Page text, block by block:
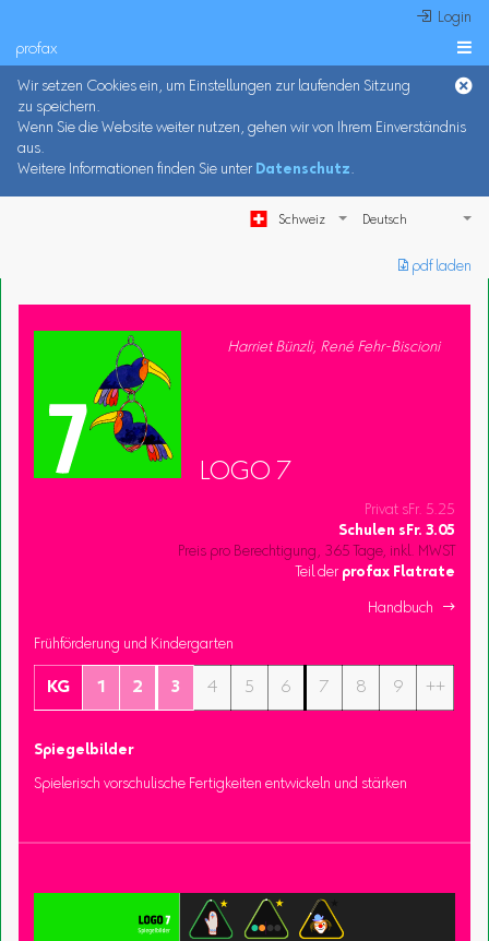
 Login
profax 
Wir setzen Cookies ein, um Einstellungen zur laufenden Sitzung
zu speichern.
Wenn Sie die Website weiter nutzen, gehen wir von Ihrem Einverständnis
aus.
Weitere Informationen finden Sie unter Datenschutz.
Schweiz
︎ pdf laden
Harriet Bünzli, René Fehr-Biscioni
LOGO 7
Privat sFr. 5.25
Schulen sFr. 3.05
Preis pro Berechtigung, 365 Tage, inkl. MWST
Teil der profax Flatrate
Handbuch 
Frühförderung und Kindergarten
KG 1 2 3 4 5 6 7 8 9 ++
Spiegelbilder
Spielerisch vorschulische Fertigkeiten entwickeln und stärken